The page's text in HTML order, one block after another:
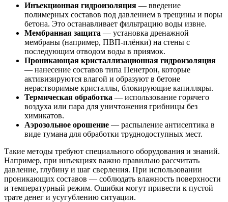
Инъекционная гидроизоляция — введение
полимерных составов под давлением в трещины и поры
бетона. Это останавливает фильтрацию воды извне.
Мембранная защита — установка дренажной
мембраны (например, ПВП-плёнки) на стены с
последующим отводом воды в приямок.
Проникающая кристаллизационная гидроизоляция
— нанесение составов типа Пенетрон, которые
активизируются влагой и образуют в бетоне
нерастворимые кристаллы, блокирующие капилляры.
Термическая обработка — использование горячего
воздуха или пара для уничтожения грибницы без
химикатов.
Аэрозольное орошение — распыление антисептика в
виде тумана для обработки труднодоступных мест.
Такие методы требуют специального оборудования и знаний.
Например, при инъекциях важно правильно рассчитать
давление, глубину и шаг сверления. При использовании
проникающих составов — соблюдать влажность поверхности
и температурный режим. Ошибки могут привести к пустой
трате денег и усугублению ситуации.